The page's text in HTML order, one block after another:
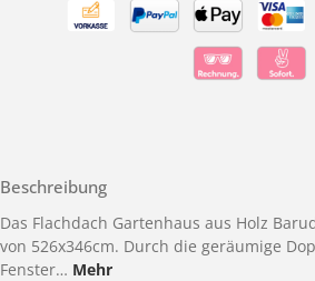
Beschreibung
Das Flachdach Gartenhaus aus Holz
von 526x346cm. Durch die geräumige
Fenster… Mehr